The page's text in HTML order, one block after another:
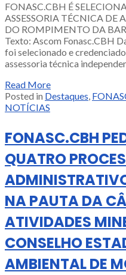
FONASC.CBH É
ASSESSORIA TÉCNICA
DO ROMPIMENTO DA
Texto: Ascom Fonasc.CBH
foi selecionado e
assessoria técnica
Read More
Posted in Destaques,
NOTÍCIAS
FONASC.CBH
QUATRO
NA PAUTA DA
ATIVIDADES
CONSELHO
AMBIENTAL DE